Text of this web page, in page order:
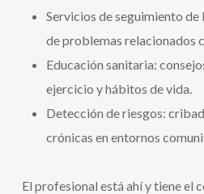
Servicios de seguimiento
de problemas relacionados
Educación sanitaria:
ejercicio y hábitos de vida.
Detección de riesgos:
crónicas en entornos
El profesional está ahí y tiene el